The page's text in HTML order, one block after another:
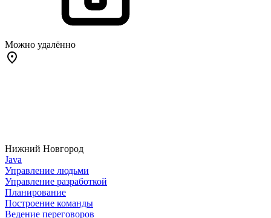
Можно удалённо
Нижний Новгород
Java
Управление людьми
Управление разработкой
Планирование
Построение команды
Ведение переговоров